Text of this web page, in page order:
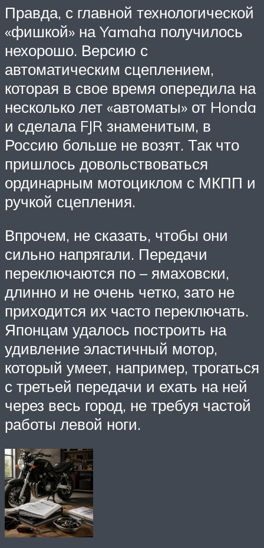
Правда, с главной технологической
«фишкой» на Yamaha получилось
нехорошо. Версию с
автоматическим сцеплением,
которая в свое время опередила на
несколько лет «автоматы» от Honda
и сделала FJR знаменитым, в
Россию больше не возят. Так что
пришлось довольствоваться
ординарным мотоциклом с МКПП и
ручкой сцепления.
Впрочем, не сказать, чтобы они
сильно напрягали. Передачи
переключаются по – ямаховски,
длинно и не очень четко, зато не
приходится их часто переключать.
Японцам удалось построить на
удивление эластичный мотор,
который умеет, например, трогаться
с третьей передачи и ехать на ней
через весь город, не требуя частой
работы левой ноги.